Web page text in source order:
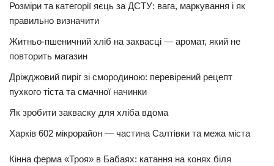
Розміри та категорії яєць за ДСТУ: вага, маркування і як
правильно визначити
Житньо-пшеничний хліб на заквасці — аромат, який не
повторить магазин
Дріжджовий пиріг зі смородиною: перевірений рецепт
пухкого тіста та смачної начинки
Як зробити закваску для хліба вдома
Харків 602 мікрорайон — частина Салтівки та межа міста
Кінна ферма «Троя» в Бабаях: катання на конях біля